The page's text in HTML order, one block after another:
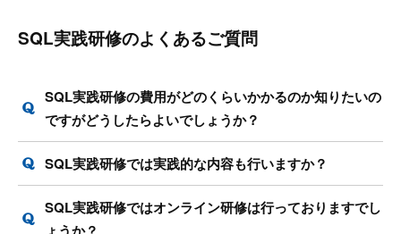
SQL実践研修のよくあるご質問
SQL実践研修の費用がどのくらいかかるのか知りたいの
ですがどうしたらよいでしょうか？
SQL実践研修では実践的な内容も行いますか？
SQL実践研修ではオンライン研修は行っておりますでし